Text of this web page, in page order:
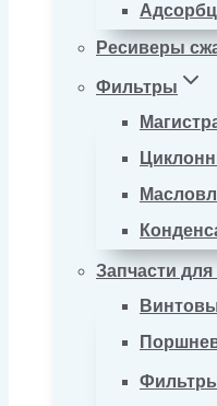
Ресиверы
Фильтры
Запчасти